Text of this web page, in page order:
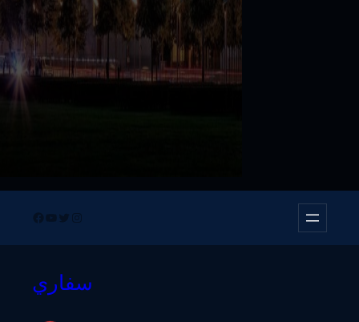
Facebook
YouTube
TwitterInstagram
سفاري